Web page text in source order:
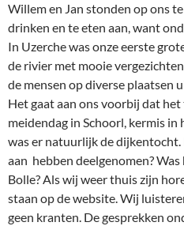
Willem en Jan stonden op ons
drinken en te eten aan, want
In Uzerche was onze eerste
de rivier met mooie
de mensen op diverse plaatsen
Het gaat aan ons voorbij dat
meidendag in Schoorl, kermis
was er natuurlijk de
aan hebben deelgenomen?
Bolle? Als wij weer thuis zijn
staan op de website. Wij
geen kranten. De gesprekken